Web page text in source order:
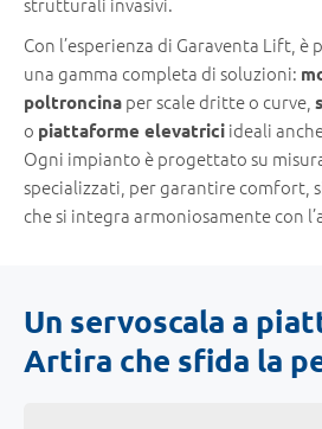
Con l’esperienza di Garaventa Lift, è
una gamma completa di soluzioni:
poltroncina per scale dritte o curve,
o piattaforme elevatrici ideali
Ogni impianto è progettato su
specializzati, per garantire comfort,
che si integra armoniosamente con
Un servoscala a
Artira che sfida la